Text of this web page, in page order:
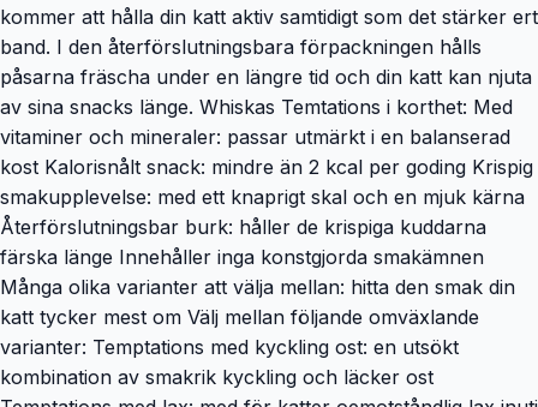
kommer att hålla din katt aktiv samtidigt som det stärker ert
band. I den återförslutningsbara förpackningen hålls
påsarna fräscha under en längre tid och din katt kan njuta
av sina snacks länge. Whiskas Temtations i korthet: Med
vitaminer och mineraler: passar utmärkt i en balanserad
kost Kalorisnålt snack: mindre än 2 kcal per goding Krispig
smakupplevelse: med ett knaprigt skal och en mjuk kärna
Återförslutningsbar burk: håller de krispiga kuddarna
färska länge Innehåller inga konstgjorda smakämnen
Många olika varianter att välja mellan: hitta den smak din
katt tycker mest om Välj mellan följande omväxlande
varianter: Temptations med kyckling ost: en utsökt
kombination av smakrik kyckling och läcker ost